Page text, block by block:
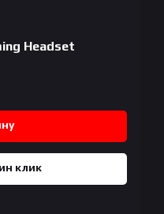
Headset
клик